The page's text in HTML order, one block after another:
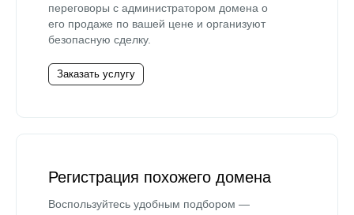
переговоры с администратором домена о
его продаже по вашей цене и организуют
безопасную сделку.
Заказать услугу
Регистрация похожего домена
Воспользуйтесь удобным подбором —